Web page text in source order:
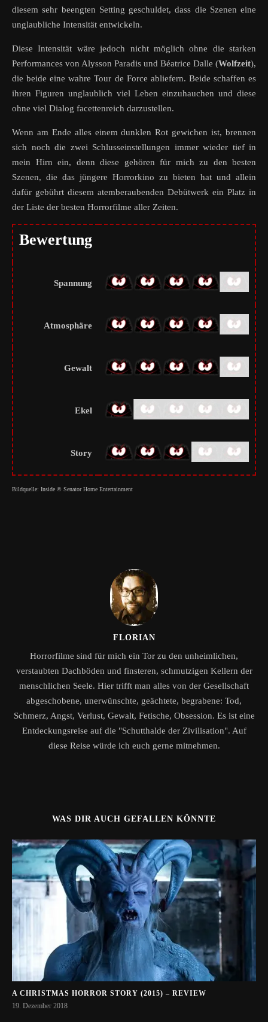
diesem sehr beengten Setting geschuldet, dass die Szenen eine
unglaubliche Intensität entwickeln.
Diese Intensität wäre jedoch nicht möglich ohne die starken
Performances von Alysson Paradis und Béatrice Dalle (Wolfzeit),
die beide eine wahre Tour de Force abliefern. Beide schaffen es
ihren Figuren unglaublich viel Leben einzuhauchen und diese
ohne viel Dialog facettenreich darzustellen.
Wenn am Ende alles einem dunklen Rot gewichen ist, brennen
sich noch die zwei Schlusseinstellungen immer wieder tief in
mein Hirn ein, denn diese gehören für mich zu den besten
Szenen, die das jüngere Horrorkino zu bieten hat und allein
dafür gebührt diesem atemberaubenden Debütwerk ein Platz in
der Liste der besten Horrorfilme aller Zeiten.
Bewertung
Spannung
Atmosphäre
Gewalt
Ekel
Story
Bildquelle: Inside © Senator Home Entertainment
FLORIAN
Horrorfilme sind für mich ein Tor zu den unheimlichen,
verstaubten Dachböden und finsteren, schmutzigen Kellern der
menschlichen Seele. Hier trifft man alles von der Gesellschaft
abgeschobene, unerwünschte, geächtete, begrabene: Tod,
Schmerz, Angst, Verlust, Gewalt, Fetische, Obsession. Es ist eine
Entdeckungsreise auf die "Schutthalde der Zivilisation". Auf
diese Reise würde ich euch gerne mitnehmen.
WAS DIR AUCH GEFALLEN KÖNNTE
A CHRISTMAS HORROR STORY (2015) – REVIEW
19. Dezember 2018